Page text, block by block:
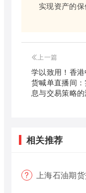
实现资产的保
上一篇
学以致用！香
货喊单直播间
息与交易策略
相关推荐
上海石油期货交易